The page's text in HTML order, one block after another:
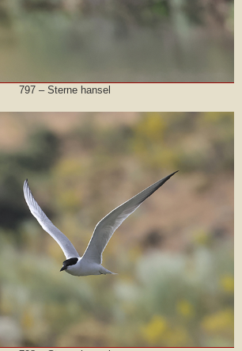
797 – Sterne hansel